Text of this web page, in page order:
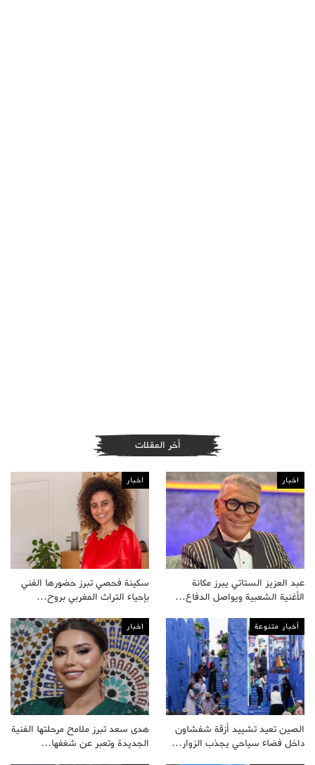
أخر المقلات
اخبار
عبد العزيز الستاتي يبرز مكانة
الأغنية الشعبية ويواصل الدفاع…
اخبار
سكينة فحصي تبرز حضورها الفني
بإحياء التراث المغربي بروح…
أخبار متنوعة
الصين تعيد تشييد أزقة شفشاون
داخل فضاء سياحي يجذب الزوار…
اخبار
هدى سعد تبرز ملامح مرحلتها الفنية
الجديدة وتعبر عن شغفها…